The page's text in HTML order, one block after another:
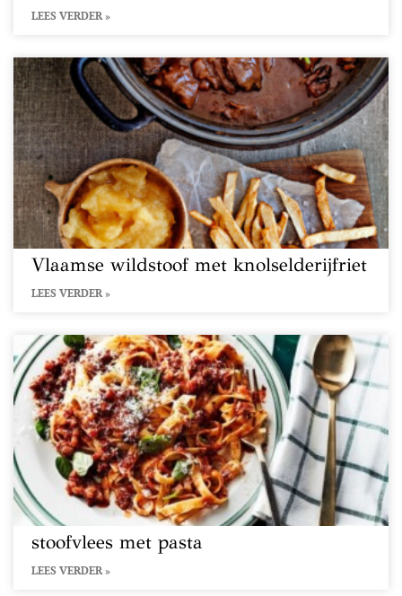
LEES VERDER »
Vlaamse wildstoof met knolselderijfriet
LEES VERDER »
stoofvlees met pasta
LEES VERDER »